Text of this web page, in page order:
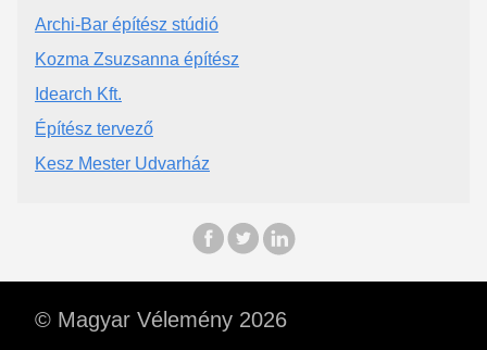
Archi-Bar építész stúdió
Kozma Zsuzsanna építész
Idearch Kft.
Építész tervező
Kesz Mester Udvarház
© Magyar Vélemény 2026